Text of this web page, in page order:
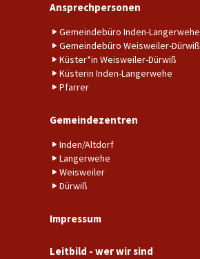
Ansprechpersonen
Gemeindebüro Inden-Langerwehe
Gemeindebüro Weisweiler-Dürwiß
Küster*in Weisweiler-Dürwiß
Küsterin Inden-Langerwehe
Pfarrer
Gemeindezentren
Inden/Altdorf
Langerwehe
Weisweiler
Dürwiß
Impressum
Leitbild - wer wir sind